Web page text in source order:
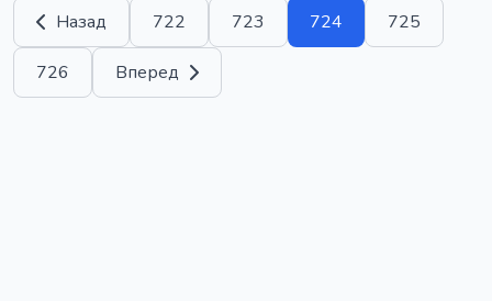
Назад 722 723 724 725
726 Вперед